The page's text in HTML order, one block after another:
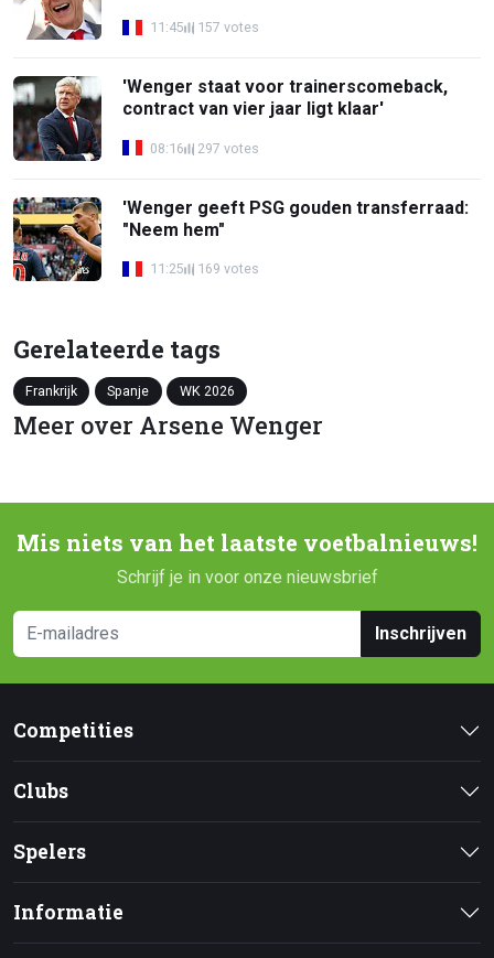
11:45 157 votes
'Wenger staat voor trainerscomeback,
contract van vier jaar ligt klaar'
08:16 297 votes
'Wenger geeft PSG gouden transferraad:
"Neem hem"
11:25 169 votes
Gerelateerde tags
Frankrijk Spanje WK 2026
Meer over Arsene Wenger
Mis niets van het laatste voetbalnieuws!
Schrijf je in voor onze nieuwsbrief
Inschrijven
Competities
Clubs
Spelers
Informatie